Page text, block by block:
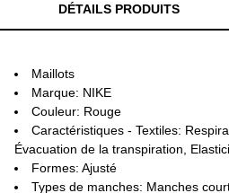
DÉTAILS PRODUITS
Maillots
Marque: NIKE
Couleur: Rouge
Caractéristiques - Textiles:
Évacuation de la transpiration,
Formes: Ajusté
Types de manches: Manches